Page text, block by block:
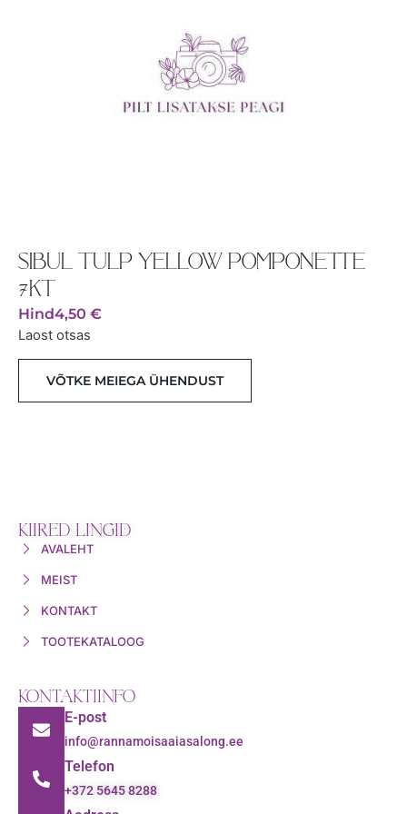
SIBUL TULP YELLOW POMPONETTE
7KT
Hind4,50 €
Laost otsas
VÕTKE MEIEGA ÜHENDUST
KIIRED LINGID
AVALEHT
MEIST
KONTAKT
TOOTEKATALOOG
KONTAKTIINFO
E-post
info@rannamoisaaiasalong.ee
Telefon
+372 5645 8288